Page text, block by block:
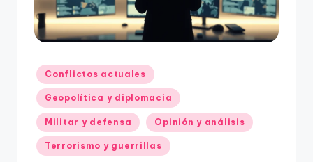
Publicado
en
Conflictos actuales
Geopolítica y diplomacia
Militar y defensa Opinión y análisis
Terrorismo y guerrillas